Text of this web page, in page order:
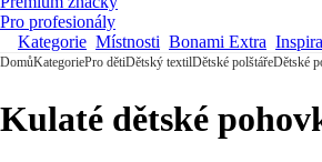
Pro profesionály
Kategorie Místnosti Bonami Extra
DomůKategoriePro dětiDětský textilDětské polštářeDětské
Kulaté dětské